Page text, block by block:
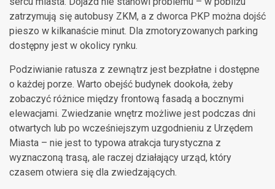
zatrzymują się autobusy ZKM, a z dworca PKP można dojść
pieszo w kilkanaście minut. Dla zmotoryzowanych parking
dostępny jest w okolicy rynku.
Podziwianie ratusza z zewnątrz jest bezpłatne i dostępne
o każdej porze. Warto obejść budynek dookoła, żeby
zobaczyć różnice między frontową fasadą a bocznymi
elewacjami. Zwiedzanie wnętrz możliwe jest podczas dni
otwartych lub po wcześniejszym uzgodnieniu z Urzędem
Miasta – nie jest to typowa atrakcja turystyczna z
wyznaczoną trasą, ale raczej działający urząd, który
czasem otwiera się dla zwiedzających.